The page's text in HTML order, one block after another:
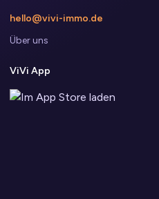
hello@vivi-immo.de
Über uns
ViVi App